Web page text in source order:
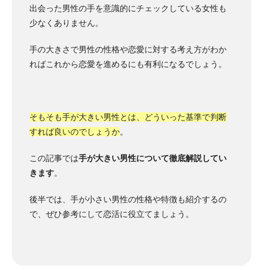
出会った男性の手を意識的にチェックしている女性も
少なくありません。
手の大きさで男性の性格や恋愛に対する考え方がわか
ればこれから恋愛を進めるにも有利になるでしょう。
そもそも手が大きい男性とは、どういった基準で判断
すれば良いのでしょうか。
この記事では手が大きい男性について徹底解説してい
きます。
後半では、手が小さい男性の性格や特徴も紹介するの
で、ぜひ参考にして恋活に役立てましょう。